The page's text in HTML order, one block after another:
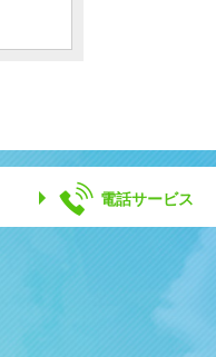
電話サービス